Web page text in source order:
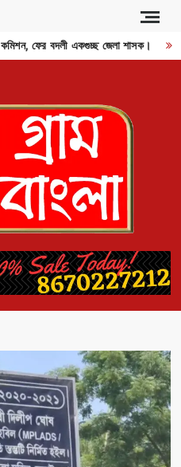
কমিশন, ফের বদলী একগুচ্ছ জেলা শাসক।